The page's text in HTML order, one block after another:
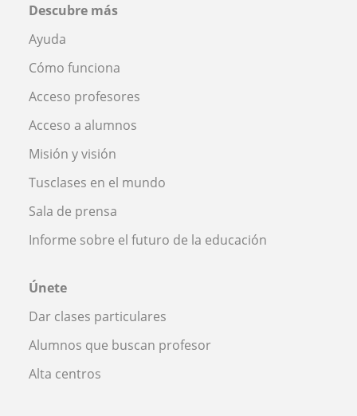
Descubre más
Ayuda
Cómo funciona
Acceso profesores
Acceso a alumnos
Misión y visión
Tusclases en el mundo
Sala de prensa
Informe sobre el futuro de la educación
Únete
Dar clases particulares
Alumnos que buscan profesor
Alta centros